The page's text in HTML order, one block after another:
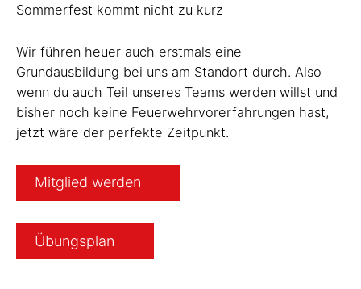
Sommerfest kommt nicht zu kurz
Wir führen heuer auch erstmals eine
Grundausbildung bei uns am Standort durch. Also
wenn du auch Teil unseres Teams werden willst und
bisher noch keine Feuerwehrvorerfahrungen hast,
jetzt wäre der perfekte Zeitpunkt.
Mitglied werden
Übungsplan